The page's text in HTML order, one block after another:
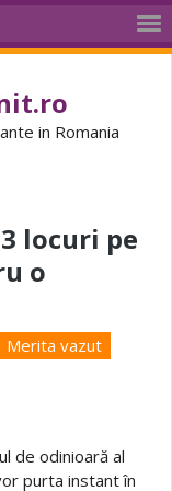
in Romania
locuri pe
o
Merita vazut
de odinioară al
purta instant în